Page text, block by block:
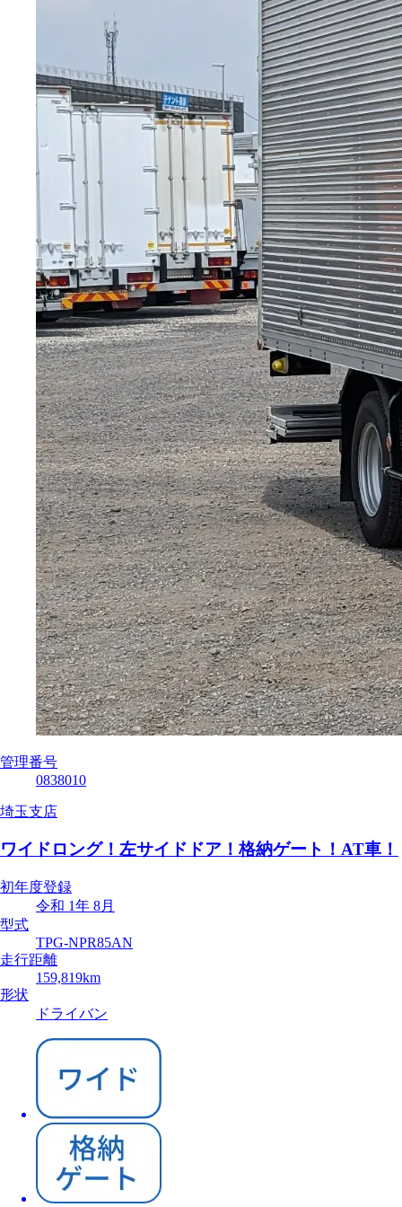
管理番号
0838010
埼玉支店
ワイドロング！左サイドドア！格納ゲート！AT車！
初年度登録
令和 1年 8月
型式
TPG-NPR85AN
走行距離
159,819km
形状
ドライバン